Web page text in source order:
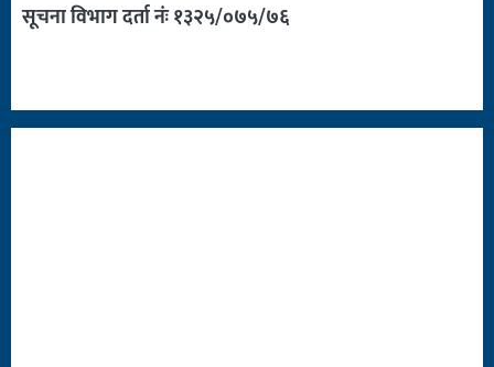
सूचना विभाग दर्ता नंः १३२५/०७५/७६